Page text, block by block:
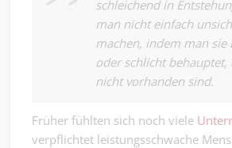
schleichend in
man nicht einfach
machen, indem man sie
oder schlicht behauptet,
nicht vorhanden sind.
Früher fühlten sich noch viele
verpflichtet leistungsschwache